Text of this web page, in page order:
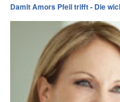
Damit Amors Pfeil trifft - Die